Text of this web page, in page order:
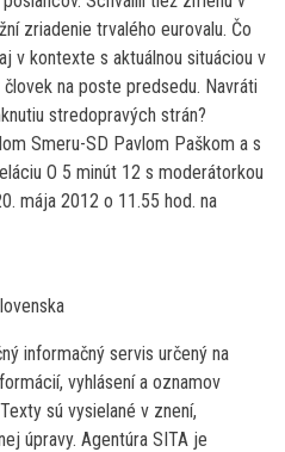
zriadenie trvalého eurovalu. Čo
v kontexte s aktuálnou situáciou v
na poste predsedu. Navráti
stredopravých strán?
Smeru-SD Pavlom Paškom a s
O 5 minút 12 s moderátorkou
mája 2012 o 11.55 hod. na
informačný servis určený na
vyhlásení a oznamov
sú vysielané v znení,
úpravy. Agentúra SITA je